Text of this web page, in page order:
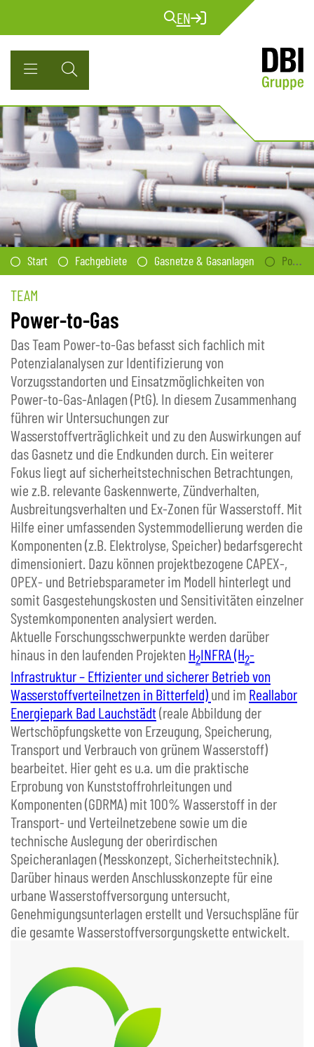
EN
Start Fachgebiete Gasnetze & Gasanlagen Power-to-Gas
TEAM
Power-to-Gas
Das Team Power-to-Gas befasst sich fachlich mit
Potenzialanalysen zur Identifizierung von
Vorzugsstandorten und Einsatzmöglichkeiten von
Power-to-Gas-Anlagen (PtG). In diesem Zusammenhang
führen wir Untersuchungen zur
Wasserstoffverträglichkeit und zu den Auswirkungen auf
das Gasnetz und die Endkunden durch. Ein weiterer
Fokus liegt auf sicherheitstechnischen Betrachtungen,
wie z.B. relevante Gaskennwerte, Zündverhalten,
Ausbreitungsverhalten und Ex-Zonen für Wasserstoff. Mit
Hilfe einer umfassenden Systemmodellierung werden die
Komponenten (z.B. Elektrolyse, Speicher) bedarfsgerecht
dimensioniert. Dazu können projektbezogene CAPEX-,
OPEX- und Betriebsparameter im Modell hinterlegt und
somit Gasgestehungskosten und Sensitivitäten einzelner
Systemkomponenten analysiert werden.
Aktuelle Forschungsschwerpunkte werden darüber
hinaus in den laufenden Projekten H2INFRA (H2-
Infrastruktur – Effizienter und sicherer Betrieb von
Wasserstoffverteilnetzen in Bitterfeld)und im Reallabor
Energiepark Bad Lauchstädt(reale Abbildung der
Wertschöpfungskette von Erzeugung, Speicherung,
Transport und Verbrauch von grünem Wasserstoff)
bearbeitet. Hier geht es u.a. um die praktische
Erprobung von Kunststoffrohrleitungen und
Komponenten (GDRMA) mit 100% Wasserstoff in der
Transport- und Verteilnetzebene sowie um die
technische Auslegung der oberirdischen
Speicheranlagen (Messkonzept, Sicherheitstechnik).
Darüber hinaus werden Anschlusskonzepte für eine
urbane Wasserstoffversorgung untersucht,
Genehmigungsunterlagen erstellt und Versuchspläne für
die gesamte Wasserstoffversorgungskette entwickelt.